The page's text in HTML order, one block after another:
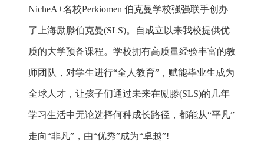
NicheA+名校Perkiomen 伯克曼学校强强联手创办
了上海励滕伯克曼(SLS)。自成立以来我校提供优
质的大学预备课程。学校拥有高质量经验丰富的教
师团队，对学生进行“全人教育”，赋能毕业生成为
全球人才，让孩子们通过未来在励滕(SLS)的几年
学习生活中无论选择何种成长路径，都能从“平凡”
走向“非凡”，由“优秀”成为“卓越”!